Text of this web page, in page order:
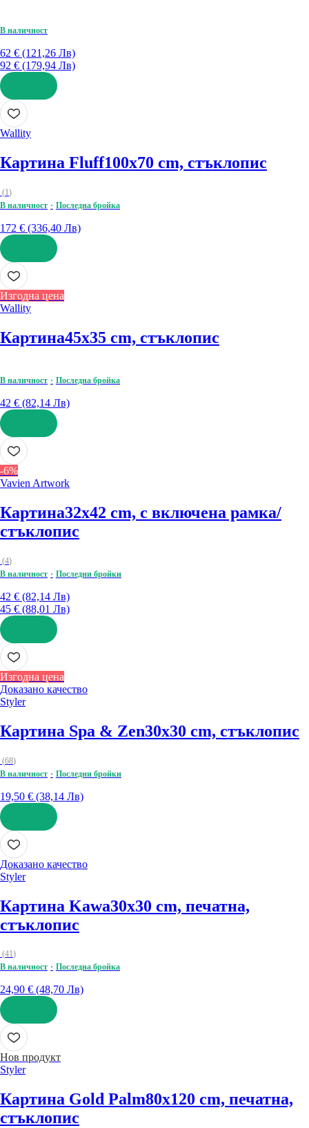
В наличност
62 € (121,26 Лв)
92 € (179,94 Лв)
ДОБАВИ
Wallity
Картина Fluff100x70 cm, стъклопис
(1)
В наличност
Последна бройка
172 € (336,40 Лв)
ДОБАВИ
Изгодна цена
Wallity
Картина45x35 cm, стъклопис
В наличност Последна бройка
42 € (82,14 Лв)
ДОБАВИ
-6%
Vavien Artwork
Картина32x42 cm, с включена рамка/
стъклопис
(4)
В наличност
Последни бройки
42 € (82,14 Лв)
45 € (88,01 Лв)
ДОБАВИ
Изгодна цена
Доказано качество
Styler
Картина Spa & Zen30x30 cm, стъклопис
(68)
В наличност
Последни бройки
19,50 € (38,14 Лв)
ДОБАВИ
Доказано качество
Styler
Картина Kawa30x30 cm, печатна,
стъклопис
(41)
В наличност
Последна бройка
24,90 € (48,70 Лв)
ДОБАВИ
Нов продукт
Styler
Картина Gold Palm80x120 cm, печатна,
стъклопис